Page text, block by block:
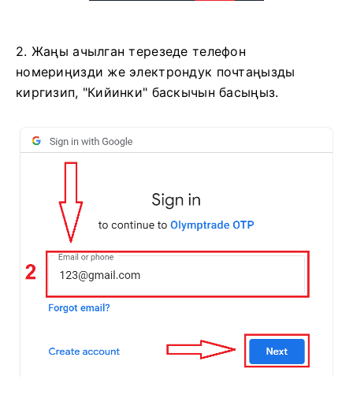
2. Жаңы ачылган терезеде телефон
номериңизди же электрондук почтаңызды
киргизип, "Кийинки" баскычын басыңыз.